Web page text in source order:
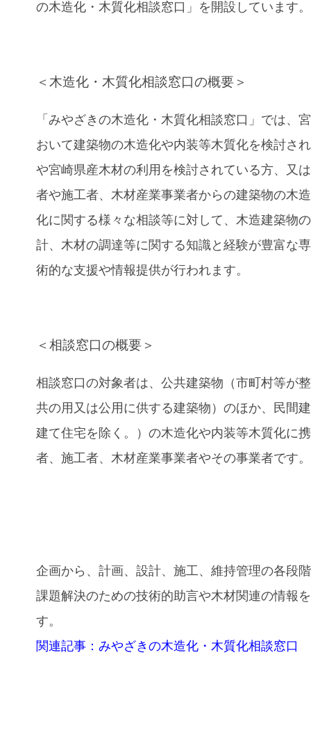
の木造化・木質化相談窓口」を開設しています。
＜木造化・木質化相談窓口の概要＞
「みやざきの木造化・木質化相談窓口」では、
おいて建築物の木造化や内装等木質化を検討さ
や宮崎県産木材の利用を検討されている方、又
者や施工者、木材産業事業者からの建築物の木
化に関する様々な相談等に対して、木造建築物
計、木材の調達等に関する知識と経験が豊富な
術的な支援や情報提供が行われます。
＜相談窓口の概要＞
相談窓口の対象者は、公共建築物（市町村等が
共の用又は公用に供する建築物）のほか、民間
建て住宅を除く。）の木造化や内装等木質化に
者、施工者、木材産業事業者やその事業者で
企画から、計画、設計、施工、維持管理の各段
課題解決のための技術的助言や木材関連の情報
す。
関連記事：みやざきの木造化・木質化相談窓口